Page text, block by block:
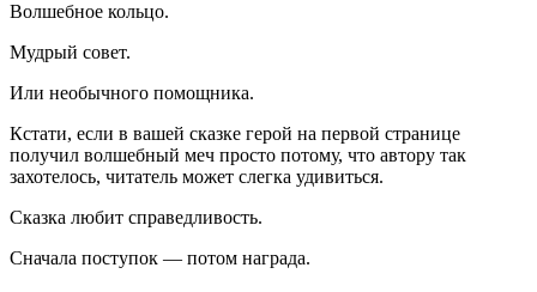
Волшебное кольцо.
Мудрый совет.
Или необычного помощника.
Кстати, если в вашей сказке герой на первой странице
получил волшебный меч просто потому, что автору так
захотелось, читатель может слегка удивиться.
Сказка любит справедливость.
Сначала поступок — потом награда.